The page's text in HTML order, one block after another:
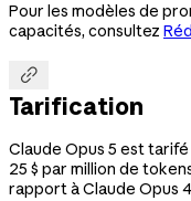
Pour les modèles de
capacités, consultez

Tarification
Claude Opus 5 est
25 $ par million de
rapport à Claude Opus